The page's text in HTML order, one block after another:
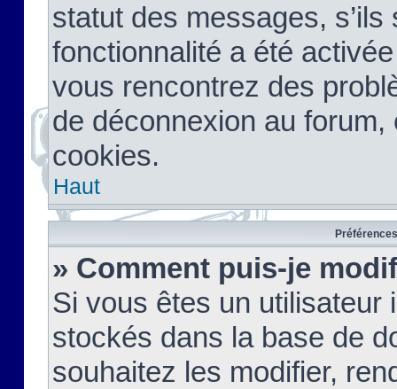
statut des messages,
fonctionnalité a été
vous rencontrez des
de déconnexion au
cookies.
Haut
» Comment puis-je
Si vous êtes un
stockés dans la base de
souhaitez les modifier,